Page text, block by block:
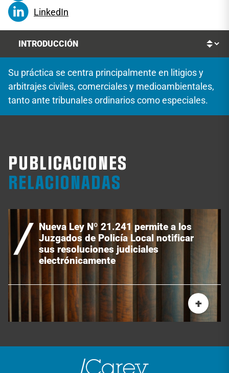
LinkedIn
Su práctica se centra principalmente en litigios y
arbitrajes civiles, comerciales y medioambientales,
tanto ante tribunales ordinarios como especiales.
PUBLICACIONES
RELACIONADAS
Nueva Ley Nº 21.241 permite a los
Juzgados de Policía Local notificar
sus resoluciones judiciales
electrónicamente
+